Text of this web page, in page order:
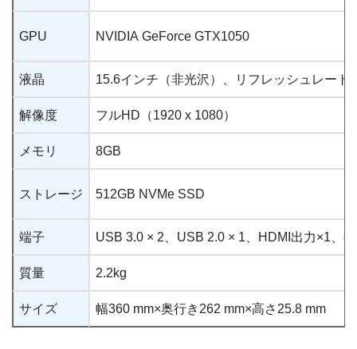
GPU NVIDIA GeForce GTX1050
液晶 15.6インチ（非光沢）、リフレッシュレート
解像度 フルHD（1920 x 1080）
メモリ 8GB
ストレージ 512GB NVMe SSD
端子 USB 3.0 × 2、USB 2.0 × 1、HDMI出力×1、
質量 2.2kg
サイズ 幅360 mm×奥行き262 mm×高さ25.8 mm